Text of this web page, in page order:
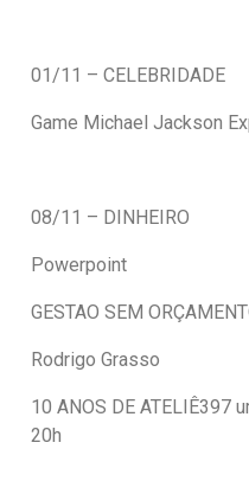
01/11 – CELEBRIDADE
Game Michael Jackson
08/11 – DINHEIRO
Powerpoint
GESTAO SEM
Rodrigo Grasso
10 ANOS DE ATELIÊ397
20h